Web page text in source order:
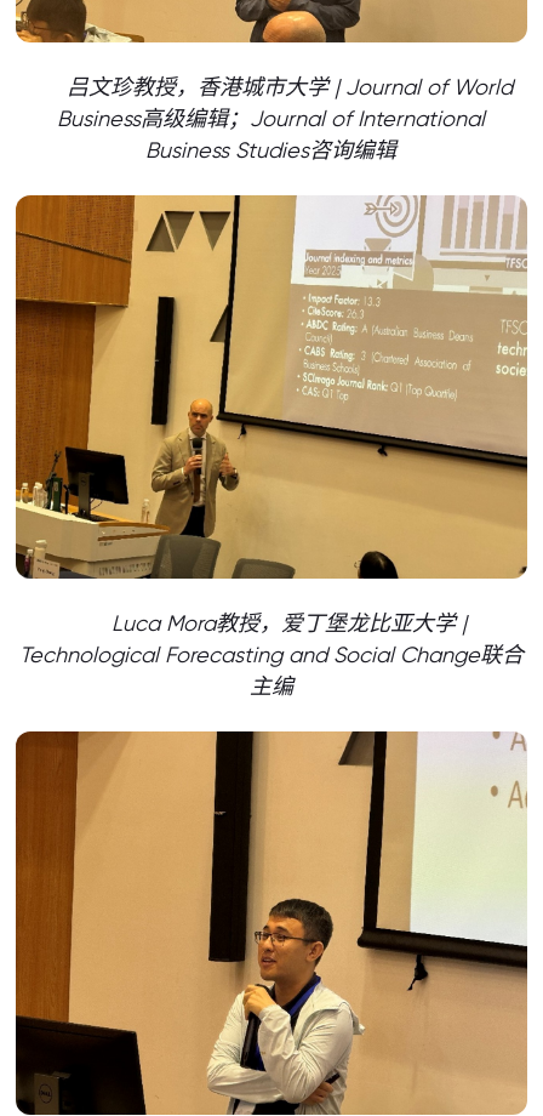
吕文珍教授，香港城市大学 | Journal of World
Business高级编辑；Journal of International
Business Studies咨询编辑
Luca Mora教授，爱丁堡龙比亚大学 |
Technological Forecasting and Social Change联合
主编